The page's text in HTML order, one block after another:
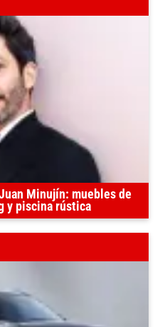
Minujín: muebles de
y piscina rústica